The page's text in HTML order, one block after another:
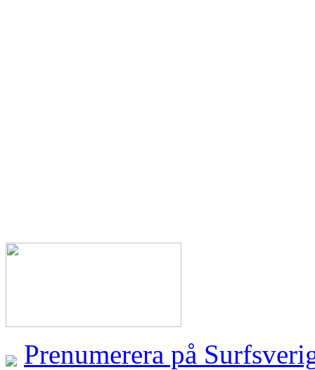
Prenumerera på